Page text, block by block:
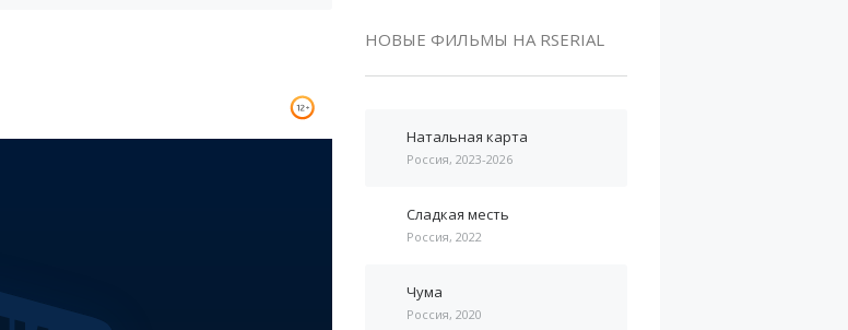
НОВЫЕ ФИЛЬМЫ НА RSERIAL
Натальная карта
Россия, 2023-2026
Сладкая месть
Россия, 2022
Чума
Россия, 2020